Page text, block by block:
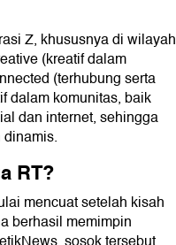
Z, khususnya di wilayah
(kreatif dalam
(terhubung serta
dalam komunitas, baik
dan internet, sehingga
RT?
mencuat setelah kisah
berhasil memimpin